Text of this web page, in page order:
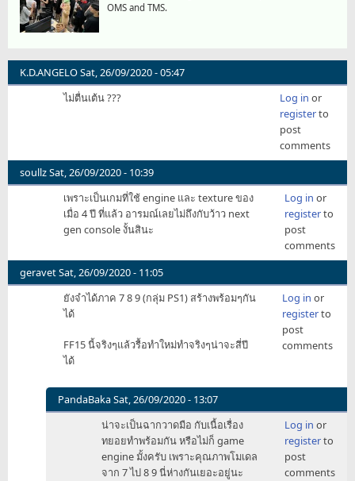
OMS and TMS.
K.D.ANGELOSat, 26/09/2020 - 05:47
ไม่ตื่นเต้น ???
Log in or
registerto
post
comments
soullzSat, 26/09/2020 - 10:39
เพราะเป็นเกมที่ใช้ engine และ texture ของ
เมื่อ 4 ปี ที่แล้ว อารมณ์เลยไม่ถึงกับว้าว next
gen console งั้นสินะ
Log in or
registerto
post
comments
geravetSat, 26/09/2020 - 11:05
ยังจำได้ภาค 7 8 9 (กลุ่ม PS1) สร้างพร้อมๆกัน
ได้
FF15 นี้จริงๆแล้วรื้อทำใหม่ทำจริงๆน่าจะสี่ปี
ได้
Log in or
registerto
post
comments
PandaBakaSat, 26/09/2020 - 13:07
In
น่าจะเป็นฉากวาดมือ กับเนื้อเรื่อง
ทยอยทำพร้อมกัน หรือไม่ก็ game
engine มั้งครับ เพราะคุณภาพโมเดล
จาก 7 ไป 8 9 นี่ห่างกันเยอะอยู่นะ
Log in or
registerto
post
comments